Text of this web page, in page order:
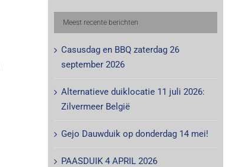
Meest recente berichten
Casusdag en BBQ zaterdag 26
september 2026
Alternatieve duiklocatie 11 juli 2026:
Zilvermeer België
Gejo Dauwduik op donderdag 14 mei!
PAASDUIK 4 APRIL 2026